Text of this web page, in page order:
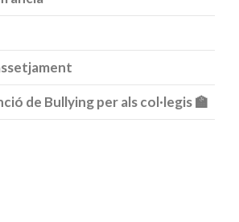
de Bullying per als col·legis 🏫